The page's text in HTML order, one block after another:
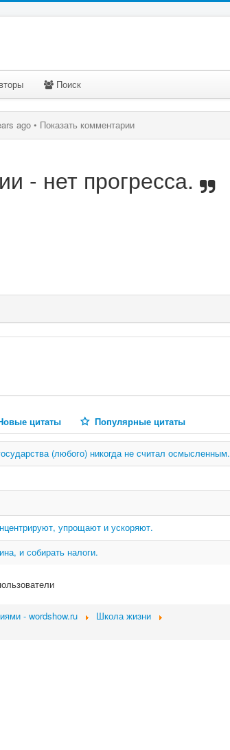
Поиск
ago • Показать комментарии
- нет прогресса.
цитаты Популярные цитаты
(любого) никогда не считал осмысленным.
упрощают и ускоряют.
и собирать налоги.
- wordshow.ru
Школа жизни